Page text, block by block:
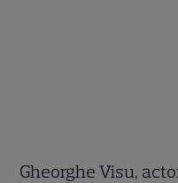
Gheorghe Visu,